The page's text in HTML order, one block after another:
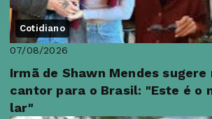
Cotidiano
07/08/2026
Irmã de Shawn Mendes sugere
cantor para o Brasil: "Este é o
lar"